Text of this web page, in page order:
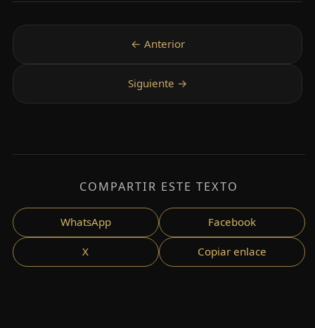
COMPARTIR ESTE TEXTO
WhatsApp Facebook
X Copiar enlace